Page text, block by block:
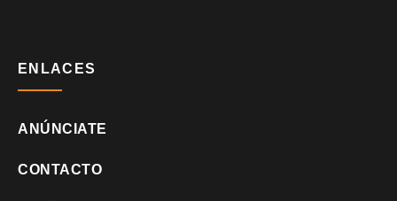
ENLACES
ANÚNCIATE
CONTACTO